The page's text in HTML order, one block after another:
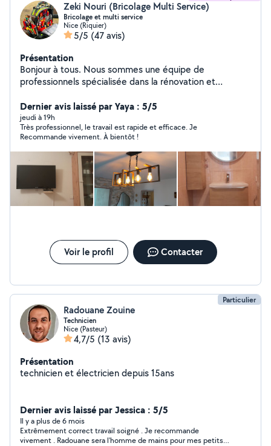
Zeki Nouri (Bricolage Multi Service)
Bricolage et multi service
Nice (Riquier)
5/5 (47 avis)
Présentation
Bonjour à tous. Nous sommes une équipe de
professionnels spécialisée dans la rénovation et
réalisons tous types de travaux : électricité, plomberie,
peinture, montage de meubles, pose de cuisines,
rénovation de salles de bain, revêtements de sol, placo,
menuiserie et bien plus encore. Nous vous garantissons
un travail soigné, des prix compétitifs, un devis gratuit et
une intervention rapide. Votre satisfaction est notre
priorité. Cordialement l'équipe Zeki.
Dernier avis laissé par Yaya : 5/5
jeudi à 19h
Très professionnel, le travail est rapide et efficace. Je
Recommande vivement. À bientôt !
Voir le profil Contacter
Particulier
Radouane Zouine
Technicien
Nice (Pasteur)
4,7/5 (13 avis)
Présentation
technicien et électricien depuis 15ans
Dernier avis laissé par Jessica : 5/5
Il y a plus de 6 mois
Extrêmement correct travail soigné . Je recommande
vivement . Radouane sera l'homme de mains pour mes petits